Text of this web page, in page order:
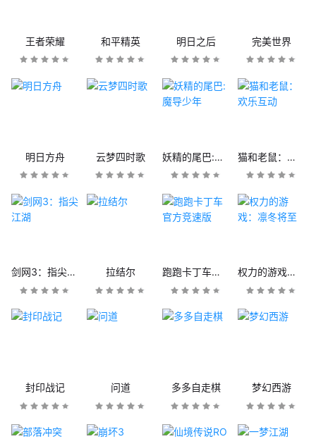
王者荣耀 和平精英 明日之后 完美世界
明日方舟 云梦四时歌 妖精的尾巴:魔导少年 猫和老鼠：欢乐互动
剑网3：指尖江湖 拉结尔 跑跑卡丁车官方竞速版 权力的游戏：凛冬将至
封印战记 问道 多多自走棋 梦幻西游